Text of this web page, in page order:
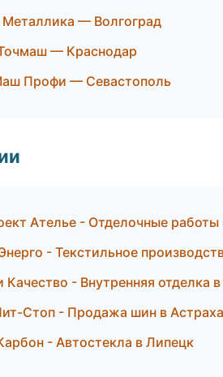
— Волгоград
— Краснодар
Профи — Севастополь
Ателье - Отделочные
- Текстильное
- Внутренняя отделка
Стоп - Продажа шин в
- Автостекла в Липецк